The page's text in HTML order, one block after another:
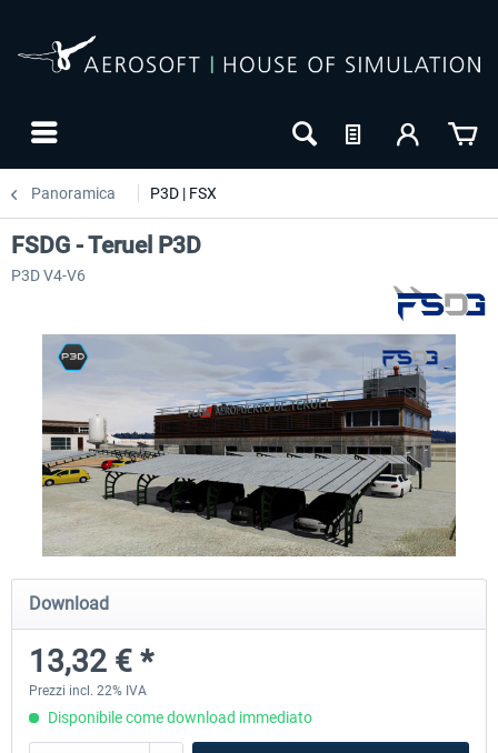
Panoramica P3D | FSX
Airbus A320/A321
43,40 € *
Aerosoft A330
FSDG - Teruel P3D
P3D V4-V6
Download
13,32 € *
Prezzi incl. 22% IVA
Disponibile come download immediato